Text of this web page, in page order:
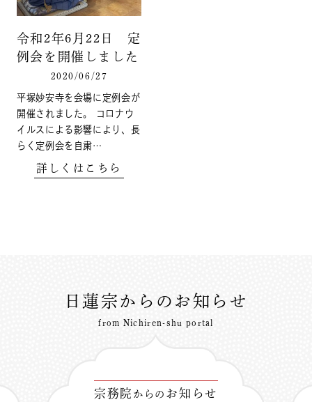
令和2年6月22日 定
例会を開催しました
2020/06/27
平塚妙安寺を会場に定例会が
開催されました。 コロナウ
イルスによる影響により、長
らく定例会を自粛…
詳しくはこちら
日蓮宗からのお知らせ
from Nichiren-shu portal
宗務院 からの お知らせ